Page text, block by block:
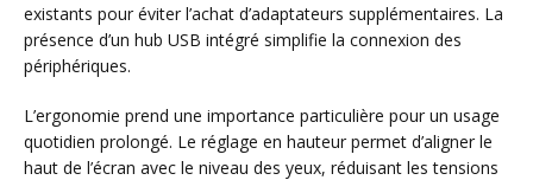
existants pour éviter l’achat d’adaptateurs supplémentaires. La
présence d’un hub USB intégré simplifie la connexion des
périphériques.
L’ergonomie prend une importance particulière pour un usage
quotidien prolongé. Le réglage en hauteur permet d’aligner le
haut de l’écran avec le niveau des yeux, réduisant les tensions